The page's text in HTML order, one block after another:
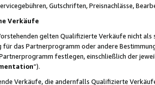
Gutschriften, Preisnachlässe,
Verkäufe
gelten Qualifizierte Verkäufe nicht
das Partnerprogramm oder andere
festlegen, einschließlich der
“).
Verkäufe, die andernfalls Qualifizierte